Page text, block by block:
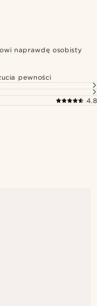
naprawdę osobisty
pewności
4.8